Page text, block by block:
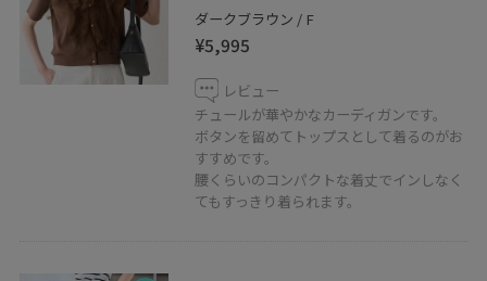
ダークブラウン / F
¥5,995
レビュー
チュールが華やかなカーディガンです。
ボタンを留めてトップスとして着るのがお
すすめです。
腰くらいのコンパクトな着丈でインしなく
てもすっきり着られます。